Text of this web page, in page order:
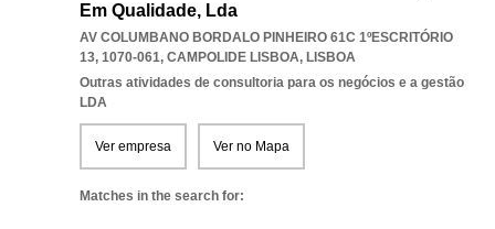
Em Qualidade, Lda
AV COLUMBANO BORDALO PINHEIRO 61C 1ºESCRITÓRIO
13, 1070-061, CAMPOLIDE LISBOA, LISBOA
Outras atividades de consultoria para os negócios e a gestão
LDA
Ver empresa Ver no Mapa
Matches in the search for: